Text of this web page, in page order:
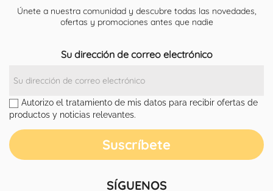
Únete a nuestra comunidad y descubre todas las novedades,
ofertas y promociones antes que nadie
Su dirección de correo electrónico
Autorizo el tratamiento de mis datos para recibir ofertas de
productos y noticias relevantes.
SÍGUENOS